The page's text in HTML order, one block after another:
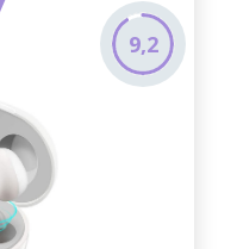
9,2